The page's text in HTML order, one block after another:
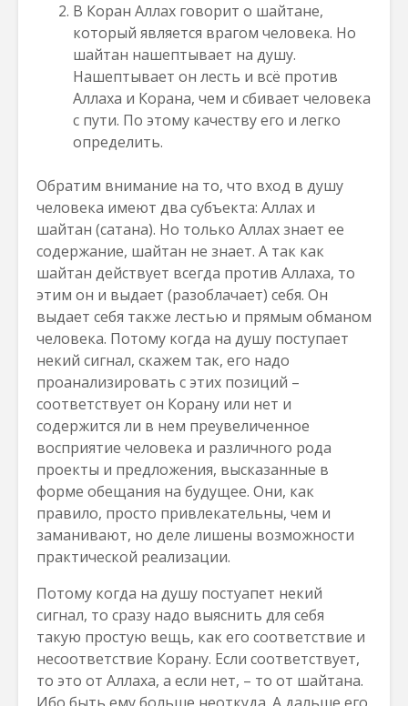
В Коран Аллах говорит о шайтане,
который является врагом человека. Но
шайтан нашептывает на душу.
Нашептывает он лесть и всё против
Аллаха и Корана, чем и сбивает человека
с пути. По этому качеству его и легко
определить.
Обратим внимание на то, что вход в душу
человека имеют два субъекта: Аллах и
шайтан (сатана). Но только Аллах знает ее
содержание, шайтан не знает. А так как
шайтан действует всегда против Аллаха, то
этим он и выдает (разоблачает) себя. Он
выдает себя также лестью и прямым обманом
человека. Потому когда на душу поступает
некий сигнал, скажем так, его надо
проанализировать с этих позиций –
соответствует он Корану или нет и
содержится ли в нем преувеличенное
восприятие человека и различного рода
проекты и предложения, высказанные в
форме обещания на будущее. Они, как
правило, просто привлекательны, чем и
заманивают, но деле лишены возможности
практической реализации.
Потому когда на душу постуапет некий
сигнал, то сразу надо выяснить для себя
такую простую вещь, как его соответствие и
несоответствие Корану. Если соответствует,
то это от Аллаха, а если нет, – то от шайтана.